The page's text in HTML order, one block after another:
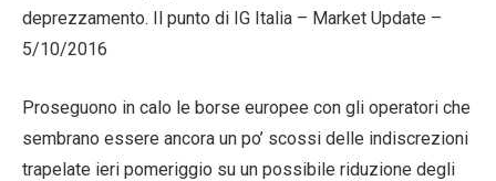
deprezzamento. Il punto di IG Italia – Market Update –
5/10/2016
Proseguono in calo le borse europee con gli operatori che
sembrano essere ancora un po’ scossi delle indiscrezioni
trapelate ieri pomeriggio su un possibile riduzione degli